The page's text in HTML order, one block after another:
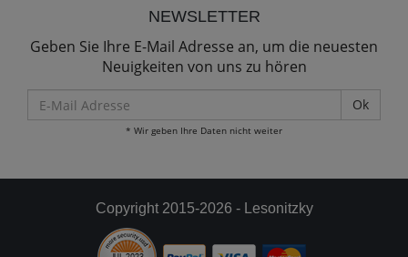
NEWSLETTER
Geben Sie Ihre E-Mail Adresse an, um die neuesten
Neuigkeiten von uns zu hören
Mail
Adresse
* Wir geben Ihre Daten nicht weiter
Copyright 2015-2026 - Lesonitzky